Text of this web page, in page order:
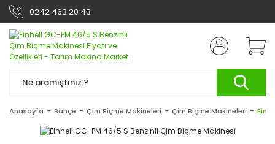
0242 463 20 43
Anasayfa Bahçe Çim Biçme Makineleri Çim Biçme Makineleri